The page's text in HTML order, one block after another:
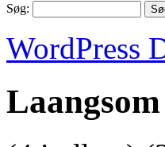
Søg:
WordPress